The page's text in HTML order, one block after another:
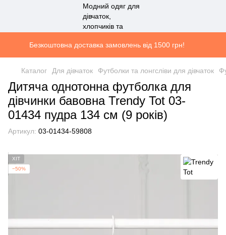
Безкоштовна доставка замовлень від 1500 грн!
Каталог Для дівчаток Футболки та лонгсліви для дівчаток
Дитяча однотонна футболка для
дівчинки бавовна Trendy Tot 03-
01434 пудра 134 см (9 років)
Артикул: 03-01434-59808
ХІТ
−50%